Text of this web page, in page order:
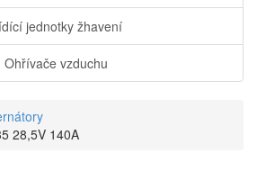
jednotky žhavení
Ohřívače vzduchu
28,5V 140A